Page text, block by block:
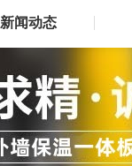
新闻动态